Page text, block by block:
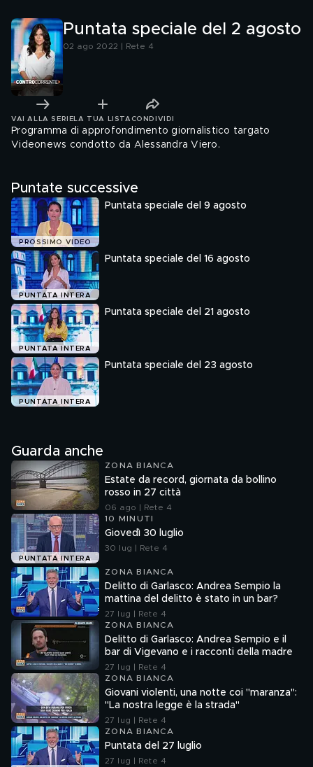
Puntata speciale del 2 agosto
02 ago 2022 | Rete 4
VAI ALLA SERIE LA TUA LISTA CONDIVIDI
Programma di approfondimento giornalistico targato
Videonews condotto da Alessandra Viero.
Puntate successive
PROSSIMO VIDEO
Puntata speciale del 9 agosto
PUNTATA INTERA
Puntata speciale del 16 agosto
PUNTATA INTERA
Puntata speciale del 21 agosto
PUNTATA INTERA
Puntata speciale del 23 agosto
Guarda anche
ZONA BIANCA
Estate da record, giornata da bollino
rosso in 27 città
06 ago | Rete 4
PUNTATA INTERA
10 MINUTI
Giovedì 30 luglio
30 lug | Rete 4
ZONA BIANCA
Delitto di Garlasco: Andrea Sempio la
mattina del delitto è stato in un bar?
27 lug | Rete 4
ZONA BIANCA
Delitto di Garlasco: Andrea Sempio e il
bar di Vigevano e i racconti della madre
27 lug | Rete 4
ZONA BIANCA
Giovani violenti, una notte coi "maranza":
"La nostra legge è la strada"
27 lug | Rete 4
ZONA BIANCA
Puntata del 27 luglio
27 lug | Rete 4